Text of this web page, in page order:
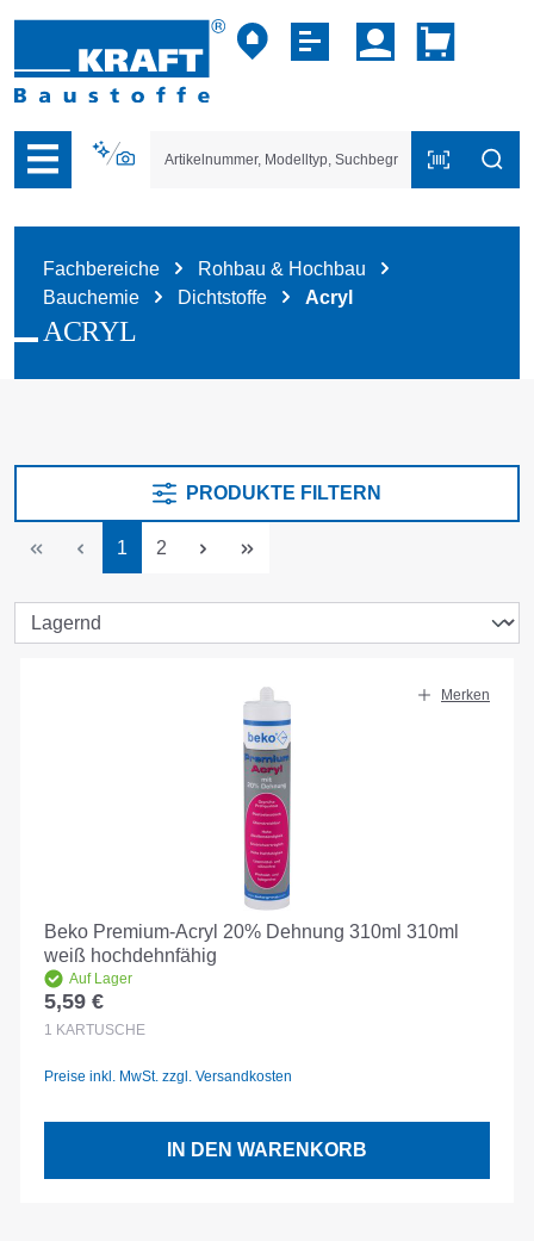
der B2B-Plattform springen
Fachbereiche
Rohbau & Hochbau
Bauchemie
Dichtstoffe Acryl
ACRYL
PRODUKTE FILTERN
Seite
1 Seite
2
Merken
Beko Premium-Acryl 20% Dehnung 310ml 310ml
weiß hochdehnfähig
Auf Lager
Regulärer Preis:
5,59 €
1 KARTUSCHE
Preise inkl. MwSt. zzgl. Versandkosten
IN DEN WARENKORB